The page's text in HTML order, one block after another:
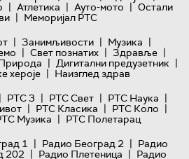
| Атлетика | Ауто-мото | Остали
| Меморијал РТС
| Занимљивости | Музика |
| Свет познатих | Здравље |
| Дигитални предузетник |
хероје | Наизглед здрав
| РТС 3 | РТС Свет | РТС Наука |
| РТС Класика | РТС Коло |
Музика | РТС Полетарац
1 | Радио Београд 2 | Радио
202 | Радио Плетеница | Радио